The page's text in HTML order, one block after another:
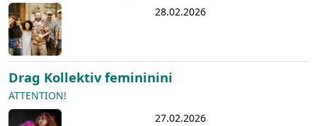
28.02.2026
Drag Kollektiv femininini
ATTENTION!
27.02.2026